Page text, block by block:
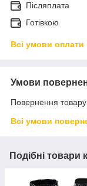
Післяплата
Готівкою
Всі умови оплати
Умови
Повернення
Всі умови
Подібні товари